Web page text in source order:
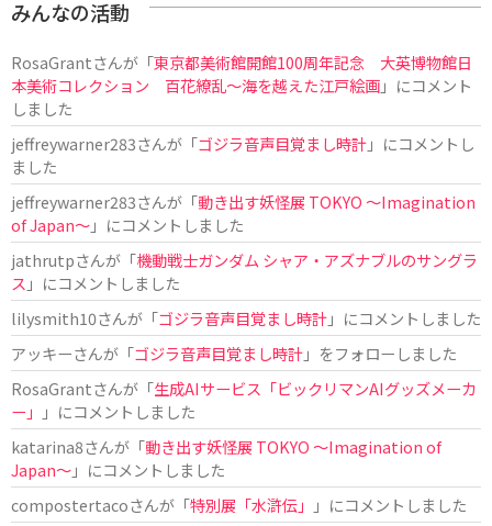
みんなの活動
RosaGrantさんが「東京都美術館開館100周年記念 大英博物館日
本美術コレクション 百花繚乱～海を越えた江戸絵画」にコメント
しました
jeffreywarner283さんが「ゴジラ音声目覚まし時計」にコメントし
ました
jeffreywarner283さんが「動き出す妖怪展 TOKYO 〜Imagination
of Japan〜」にコメントしました
jathrutpさんが「機動戦士ガンダム シャア・アズナブルのサングラ
ス 」にコメントしました
lilysmith10さんが「ゴジラ音声目覚まし時計」にコメントしました
アッキーさんが「ゴジラ音声目覚まし時計」をフォローしました
RosaGrantさんが「生成AIサービス「ビックリマンAIグッズメーカ
ー」
」にコメントしました
katarina8さんが「動き出す妖怪展 TOKYO 〜Imagination of
Japan〜」にコメントしました
compostertacoさんが「特別展「水滸伝」
」にコメントしました